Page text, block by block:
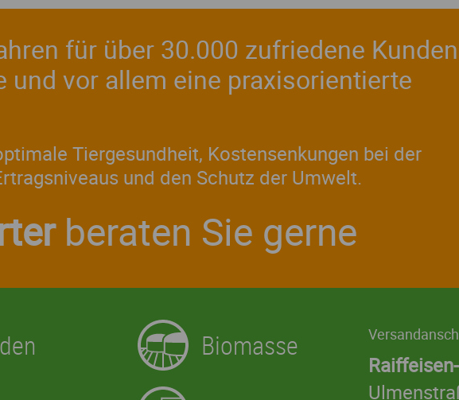
für über 30.000 zufriedene Kunden
vor allem eine praxisorientierte
Tiergesundheit, Kostensenkungen bei der
und den Schutz der Umwelt.
beraten Sie gerne
Biomasse